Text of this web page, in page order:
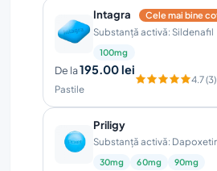
Intagra Cele mai bine
Substanță activă: Sildenafil
100mg
De la195.00 lei
Pastile
4.7 (3)
Priligy
Substanță activă:
30mg 60mg 90mg